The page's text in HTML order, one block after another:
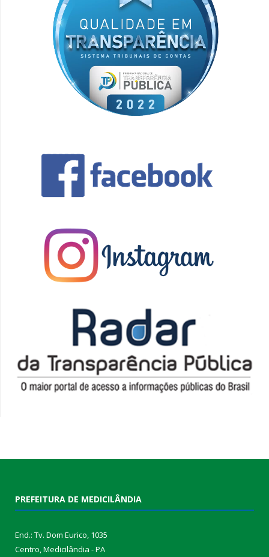
PREFEITURA DE MEDICILÂNDIA
End.: Tv. Dom Eurico, 1035
Centro, Medicilândia - PA